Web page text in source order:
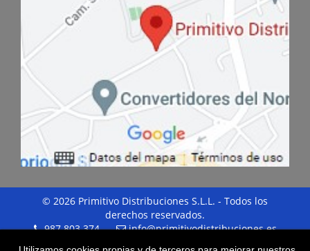
© 2026 Primitivo Distribuciones S.L.L. - Todos los
derechos reservados.
987 803 374
info@primitivodistribuciones.es